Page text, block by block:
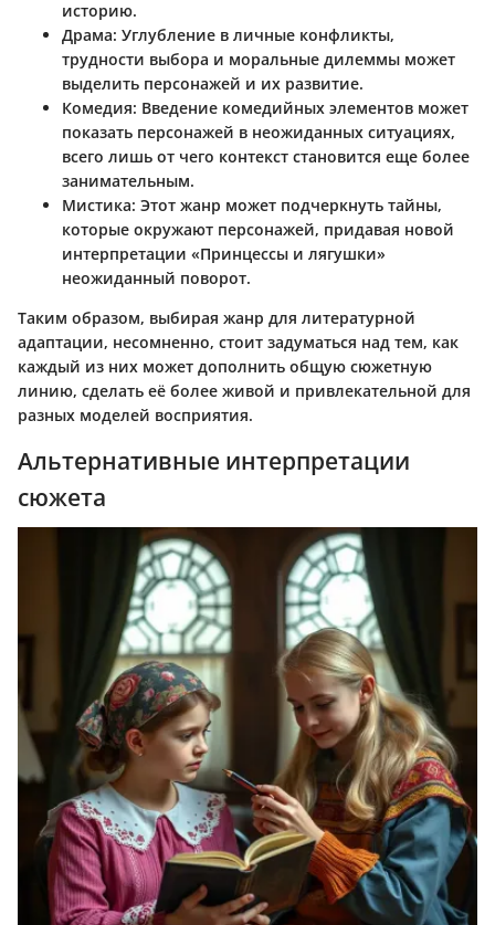
историю.
Драма: Углубление в личные конфликты,
трудности выбора и моральные дилеммы может
выделить персонажей и их развитие.
Комедия: Введение комедийных элементов может
показать персонажей в неожиданных ситуациях,
всего лишь от чего контекст становится еще более
занимательным.
Мистика: Этот жанр может подчеркнуть тайны,
которые окружают персонажей, придавая новой
интерпретации «Принцессы и лягушки»
неожиданный поворот.
Таким образом, выбирая жанр для литературной
адаптации, несомненно, стоит задуматься над тем, как
каждый из них может дополнить общую сюжетную
линию, сделать её более живой и привлекательной для
разных моделей восприятия.
Альтернативные интерпретации
сюжета